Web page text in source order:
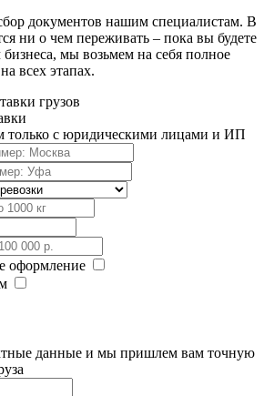
документов нашим специалистам. В
ни о чем переживать – пока вы будете
бизнеса, мы возьмем на себя полное
всех этапах.
грузов
с юридическими лицами и ИП
оформление
данные и мы пришлем вам точную